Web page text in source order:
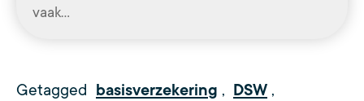
vaak…
Getagged basisverzekering , DSW ,